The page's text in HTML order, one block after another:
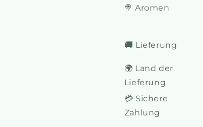
🍭 Aromen
🚚 Lieferung
🌍 Land der
Lieferung
💳 Sichere
Zahlung